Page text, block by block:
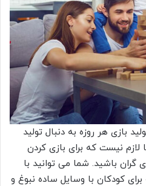
بازی هر روزه به دنبال تولید
نیست که برای بازی کردن
گران باشید. شما می توانید با
کودکان با وسایل ساده نبوغ و